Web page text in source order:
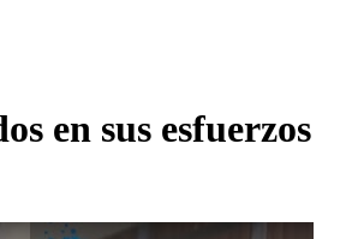
en sus esfuerzos